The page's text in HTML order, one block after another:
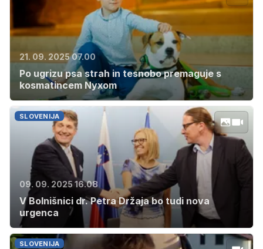
21. 09. 2025 07.00
Po ugrizu psa strah in tesnobo premaguje s
kosmatincem Nyxom
SLOVENIJA
09. 09. 2025 16.08
V Bolnišnici dr. Petra Držaja bo tudi nova
urgenca
SLOVENIJA